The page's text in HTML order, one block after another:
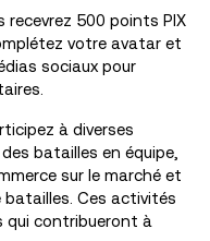
recevrez 500 points PIX
votre avatar et
sociaux pour
à diverses
batailles en équipe,
sur le marché et
Ces activités
qui contribueront à